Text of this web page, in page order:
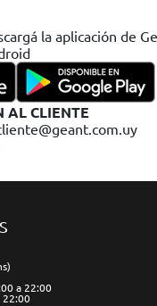
la aplicación de
AL CLIENTE
a 22:00
22:00